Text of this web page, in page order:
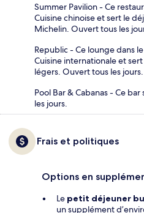
Summer Pavilion - Ce
Cuisine chinoise et sert le
Michelin. Ouvert tous les
Republic - Ce lounge dans
Cuisine internationale et
légers. Ouvert tous les jours.
Pool Bar & Cabanas - Ce
les jours.
Frais et politiques
Options en
Le petit déjeuner
un supplément